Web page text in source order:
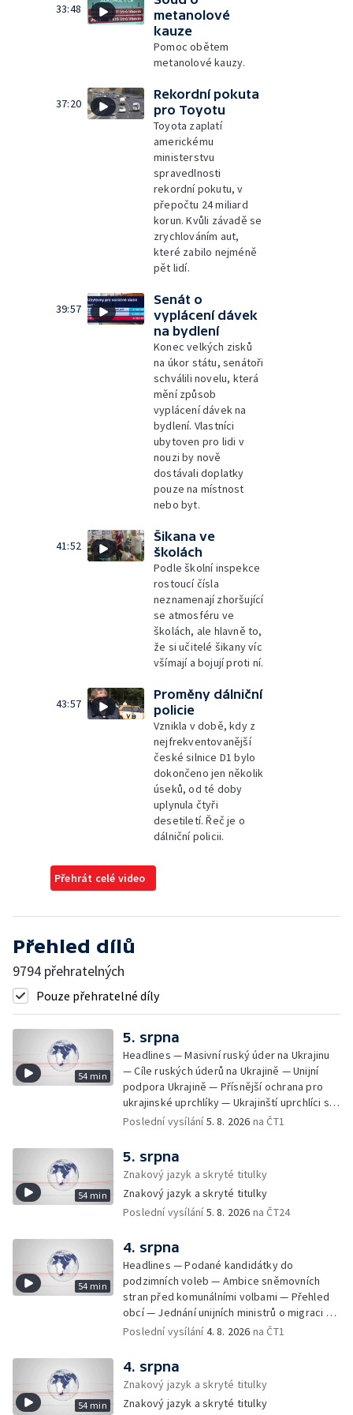
33:48
metanolové
kauze
Pomoc obětem
metanolové kauzy.
37:20
Rekordní pokuta
pro Toyotu
Toyota zaplatí
americkému
ministerstvu
spravedlnosti
rekordní pokutu, v
přepočtu 24 miliard
korun. Kvůli závadě se
zrychlováním aut,
které zabilo nejméně
pět lidí.
39:57
Senát o
vyplácení dávek
na bydlení
Konec velkých zisků
na úkor státu, senátoři
schválili novelu, která
mění způsob
vyplácení dávek na
bydlení. Vlastníci
ubytoven pro lidi v
nouzi by nově
dostávali doplatky
pouze na místnost
nebo byt.
41:52
Šikana ve
školách
Podle školní inspekce
rostoucí čísla
neznamenají zhoršující
se atmosféru ve
školách, ale hlavně to,
že si učitelé šikany víc
všímají a bojují proti ní.
43:57
Proměny dálniční
policie
Vznikla v době, kdy z
nejfrekventovanější
české silnice D1 bylo
dokončeno jen několik
úseků, od té doby
uplynula čtyři
desetiletí. Řeč je o
dálniční policii.
Přehrát celé video
Přehled dílů
9794 přehratelných
Pouze přehratelné díly
54 min
5. srpna
Headlines — Masivní ruský úder na Ukrajinu
— Cíle ruských úderů na Ukrajině — Unijní
podpora Ukrajině — Přísnější ochrana pro
ukrajinské uprchlíky — Ukrajinští uprchlíci s
dočasnou ochranou v Česku — Uprchlíci s
Most — Hašení skládky — Srážka nákladního
letadla s dronem v Německu — Vyšetřování
nehody Filipa Turka — Tržby v maloobchodu
— Ústavní soud vyhověl matce ve sporu o
děti — Kniha Válka ševců — Izrael
Návrhy na zmírnění zákona o střetu zájmů —
Podvodné emaily napodobují Českou
advokátní komoru — Obvinění za praní
špinavých peněz — Bývalý poslanec Petr
Wolf je obžalován — Dodávka chybějícího
léku na rakovinu prsu — Vlna veder a silné
bouřky — Teplotní rekordy — Ekonomické
potoky a říčky — Vozíčkáři bez domova —
Dohoda o Hormuzském průlivu — Primárky
Demokratické strany v Michiganu — Tresty v
Poslední vysílání5. 8. 2026 na ČT1
54 min
5. srpna
Znakový jazyk a skryté titulky
Znakový jazyk a skryté titulky
Poslední vysílání5. 8. 2026 na ČT24
54 min
4. srpna
Headlines — Podané kandidátky do
podzimních voleb — Ambice sněmovních
stran před komunálními volbami — Přehled
obcí — Jednání unijních ministrů o migraci —
Stíhání čínského občana za špionáž — Požár
Požár skládky na Litoměřicku — Nedostatek
vody na Brněnsku — Dodávky pitné vody do
obcí — Jednání o otevření Hormuzského
průlivu — Dopady ruských útoků na
Poslední vysílání4. 8. 2026 na ČT1
54 min
4. srpna
Znakový jazyk a skryté titulky
Znakový jazyk a skryté titulky